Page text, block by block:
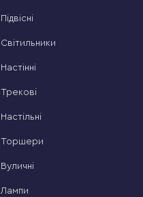
Підвісні
Світильники
Настінні
Трекові
Настільні
Торшери
Вуличні
Лампи